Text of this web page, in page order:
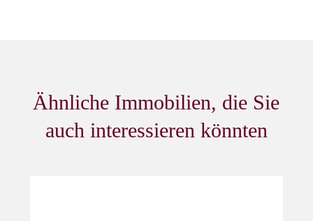
Ähnliche Immobilien, die Sie
auch interessieren könnten